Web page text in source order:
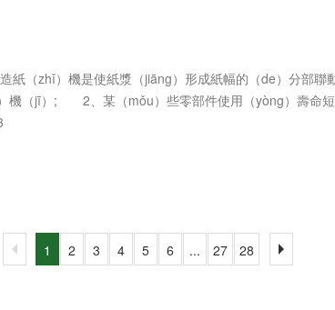
（zhǐ）機是使紙漿（jiāng）形成紙幅的（de）分部
機（jī）; 2、某（mǒu）些零部件使用（yòng）壽命
1 2 3 4 5 6 ... 27 28